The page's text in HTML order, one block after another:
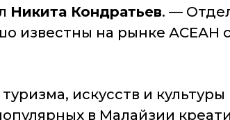
Никита Кондратьев. —
известны на рынке АСЕАН
искусств и
в Малайзии